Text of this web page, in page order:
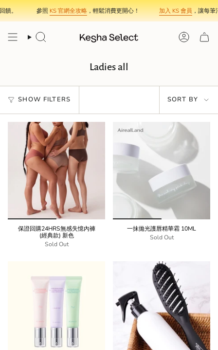
Skip
to
content
參照KS 官網全攻略，輕鬆消費更開心！ 加入 KS 會員，讓每筆消費
Search Account
Ladies all
SHOW FILTERS SORT BY
保證回購24HRS無感失憶內褲
(經典款) 新色
Sold Out
一抹拋光護唇精華霜 10ML
Sold Out